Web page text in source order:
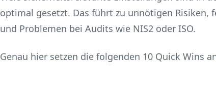
optimal gesetzt. Das führt zu unnötigen Risiken,
und Problemen bei Audits wie NIS2 oder ISO.
Genau hier setzen die folgenden 10 Quick Wins